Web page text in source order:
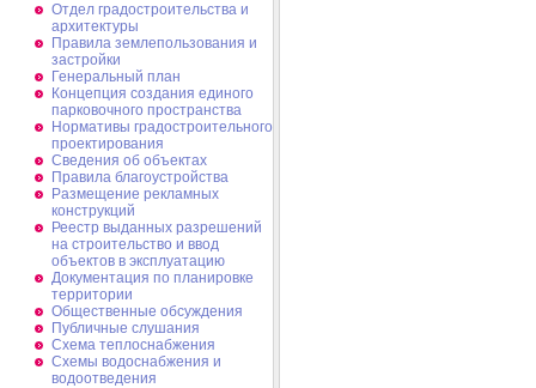
Отдел градостроительства и
архитектуры
Правила землепользования и
застройки
Генеральный план
Концепция создания единого
парковочного пространства
Нормативы градостроительного
проектирования
Сведения об объектах
Правила благоустройства
Размещение рекламных
конструкций
Реестр выданных разрешений
на строительство и ввод
объектов в эксплуатацию
Документация по планировке
территории
Общественные обсуждения
Публичные слушания
Схема теплоснабжения
Схемы водоснабжения и
водоотведения